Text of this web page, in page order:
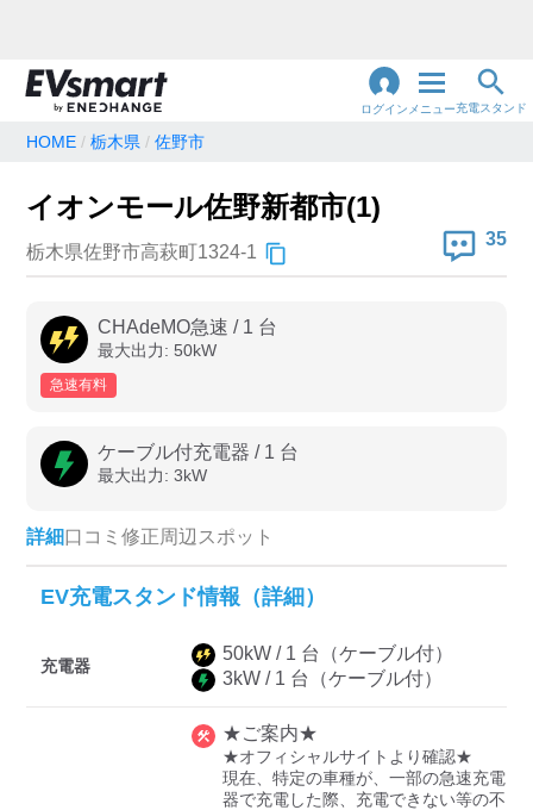
ログイン メニュー充電スタンド
地名・観光スポット・住所で検索
充電器の種類
急速充電器のみ表示
高速道路上のみ表示
認証システム
EV充電エネチェンジ
三菱ディーラーを表示
日産ディーラーを表示
HOME 栃木県 佐野市
イオンモール佐野新都市(1)
栃木県佐野市高萩町1324-1
35
CHAdeMO急速 / 1 台
最大出力: 50kW
急速有料
ケーブル付充電器 / 1 台
最大出力: 3kW
詳細口コミ 修正周辺スポット
EV充電スタンド情報（詳細）
充電器
50kW / 1 台
（ケーブル付）
3kW / 1 台 （ケーブル付）
★ご案内★
★オフィシャルサイトより確認★
現在、特定の車種が、一部の急速充電
器で充電した際、充電できない等の不